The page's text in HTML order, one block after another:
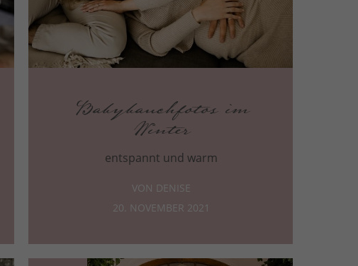
Babybauchfotos im
Winter
entspannt und warm
VON DENISE
20. NOVEMBER 2021